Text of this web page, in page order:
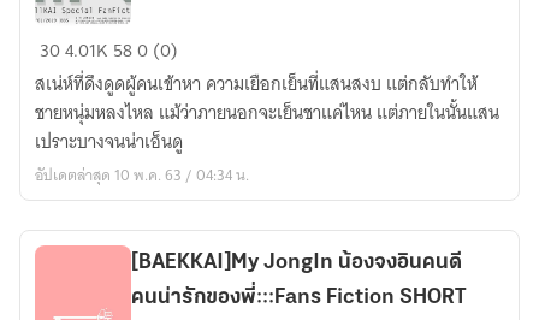
[AllKAI]
Specials
Project
"With
Love"
304.01K 580 (0)
สเน่ห์ที่ดึงดูดผู้คนเข้าหา ความเยือกเย็นที่แสนสงบ แต่กลับทำให้
ชายหนุ่มหลงไหล แม้ว่าภายนอกจะเย็นชาแค่ไหน แต่ภายในนั้นแสน
เปราะบางจนน่าเอ็นดู
อัปเดตล่าสุด 10 พ.ค. 63 / 04:34 น.
[BAEKKAI]My JongIn น้องจงอินคนดี
คนน่ารักของพี่:::Fans Fiction SHORT